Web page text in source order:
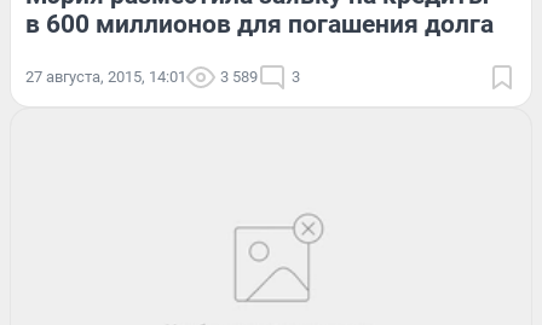
в 600 миллионов для погашения долга
27 августа, 2015, 14:01 3 589 3